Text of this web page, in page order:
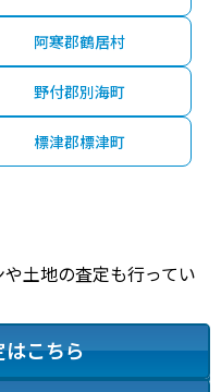
阿寒郡鶴居村
野付郡別海町
標津郡標津町
土地の査定も行ってい
はこちら